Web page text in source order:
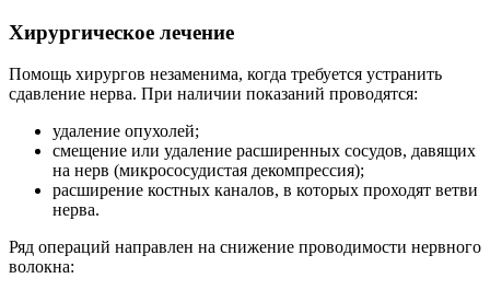
Хирургическое лечение
Помощь хирургов незаменима, когда требуется устранить
сдавление нерва. При наличии показаний проводятся:
удаление опухолей;
смещение или удаление расширенных сосудов, давящих
на нерв (микрососудистая декомпрессия);
расширение костных каналов, в которых проходят ветви
нерва.
Ряд операций направлен на снижение проводимости нервного
волокна: